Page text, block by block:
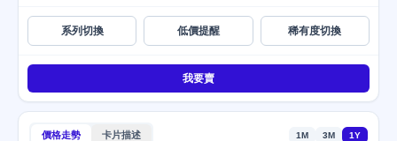
系列切換 低價提醒 稀有度切換
我要賣
價格走勢 卡片描述 1M 3M 1Y